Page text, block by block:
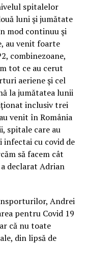
spitalelor
luni şi jumătate
mod continuu şi
au venit foarte
combinezoane,
tot ce au cerut
aeriene şi cel
la jumătatea lunii
inclusiv trei
venit în România
spitale care au
infectai cu covid de
să facem cât
declarat Adrian
Andrei
pentru Covid 19
că nu toate
din lipsă de